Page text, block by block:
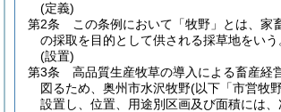
(定義)
第2条
この条例において「牧野」とは、家
の採取を目的として供される採草地をいう
(設置)
第3条
高品質生産牧草の導入による畜産経
図るため、奥州市水沢牧野(以下「市営牧
設置し、位置、用途別区画及び面積には